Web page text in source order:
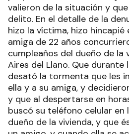
valieron de la situación y
delito. En el detalle de la
hizo la víctima, hizo hincapié
amiga de 22 años
cumpleaños del dueño de la
Aires del Llano. Que durante
desató la tormenta que les
ella y a su amiga, y
y que al despertarse en
buscó su teléfono celular en
dueño de la vivienda, y que